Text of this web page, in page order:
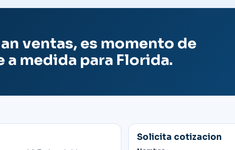
ventas, es momento de
medida para Florida.
Solicita cotizacion